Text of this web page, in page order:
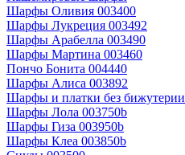
Шарфы Оливия 003400
Шарфы Лукреция 003492
Шарфы Арабелла 003490
Шарфы Мартина 003460
Пончо Бонита 004440
Шарфы Алиса 003892
Шарфы и платки без бижутерии
Шарфы Лола 003750b
Шарфы Гиза 003950b
Шарфы Клеа 003850b